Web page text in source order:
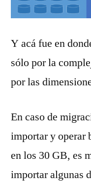
Y acá fue en
sólo por la
por las
En caso de
importar y operar
en los 30 GB, es
importar algunas